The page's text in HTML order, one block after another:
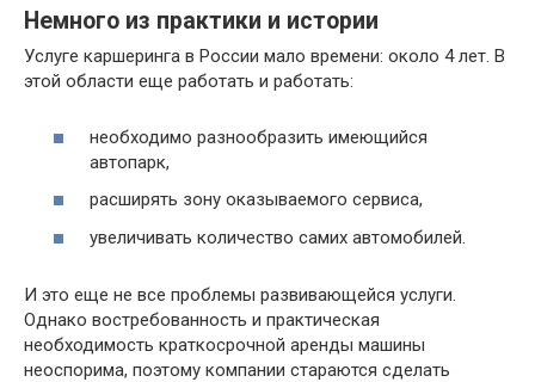
Немного из практики и истории
Услуге каршеринга в России мало времени: около 4 лет. В
этой области еще работать и работать:
необходимо разнообразить имеющийся
автопарк,
расширять зону оказываемого сервиса,
увеличивать количество самих автомобилей.
И это еще не все проблемы развивающейся услуги.
Однако востребованность и практическая
необходимость краткосрочной аренды машины
неоспорима, поэтому компании стараются сделать